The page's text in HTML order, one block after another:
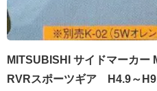
MITSUBISHI サイドマーカー
RVRスポーツギア H4.9～